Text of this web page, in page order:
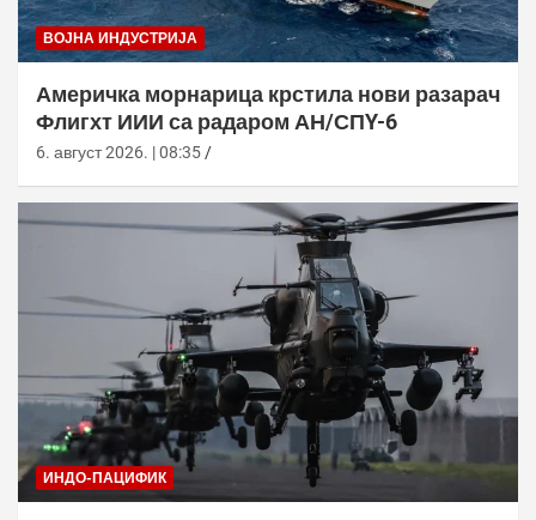
ВОЈНА ИНДУСТРИЈА
Америчка морнарица крстила нови разарач
Флигхт ИИИ са радаром АН/СПY-6
6. август 2026. | 08:35
ИНДО-ПАЦИФИК